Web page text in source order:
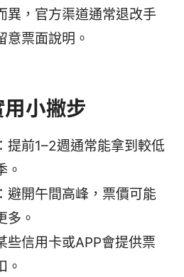
異，官方渠道通常退改手
意票面說明。
小撇步
提前1–2週通常能拿到較低
。
避開午間高峰，票價可能
多。
些信用卡或APP會提供票
。